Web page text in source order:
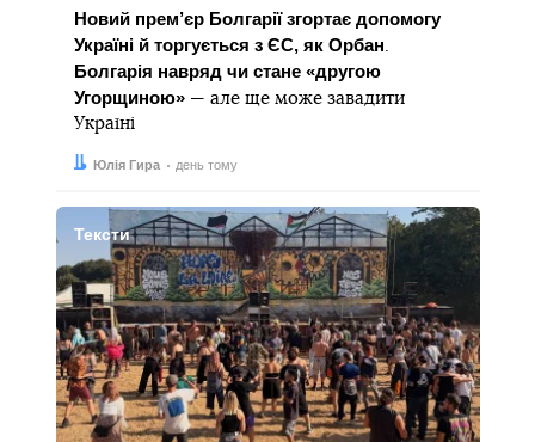
Новий прем’єр Болгарії згортає допомогу
Україні й торгується з ЄС, як Орбан.
Болгарія навряд чи стане «другою
Угорщиною» — але ще може завадити
Україні
Автор:
Юлія Гира
Дата: день тому
Тексти